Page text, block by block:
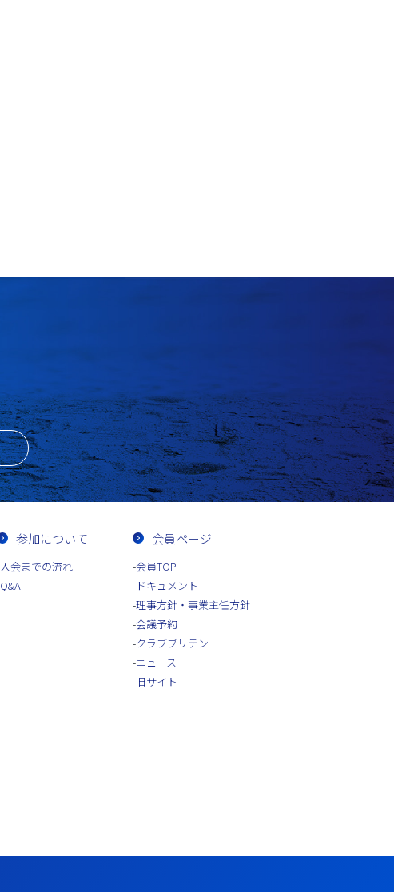
参加について
入会までの流れ
Q&A
会員ページ
会員TOP
ドキュメント
理事方針・事業主任方針
会議予約
クラブブリテン
ニュース
旧サイト